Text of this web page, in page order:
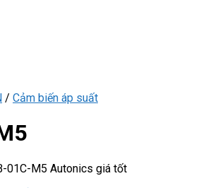
/ Cảm biến áp suất
01C-M5 Autonics giá tốt